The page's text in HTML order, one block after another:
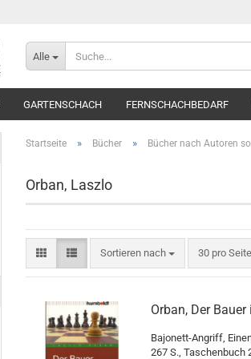
Alle
GARTENSCHACH FERNSCHACHBEDARF
Startseite » Bücher » Bücher nach Autoren
Orban, Laszlo
Sortieren nach
Sortieren nach 30 pro Seite
pro Seite
Orban, Der
Bajonett-Angriff,
267 S., Taschenbuch